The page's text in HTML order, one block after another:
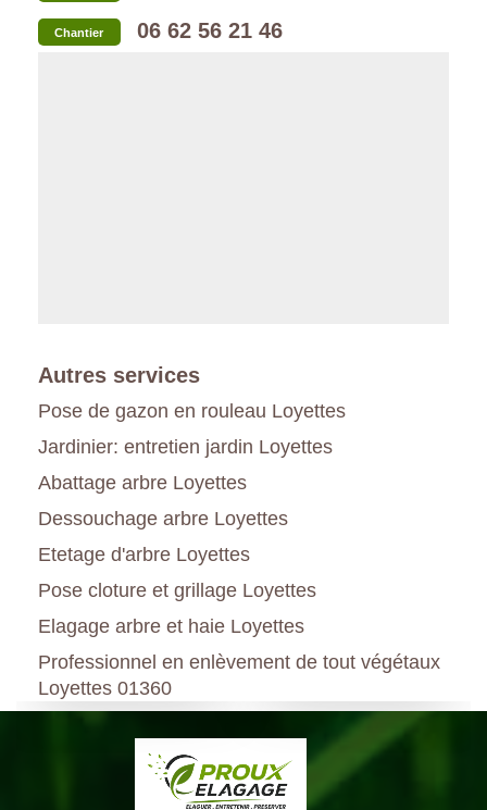
Chantier 06 62 56 21 46
Autres services
Pose de gazon en rouleau Loyettes
Jardinier: entretien jardin Loyettes
Abattage arbre Loyettes
Dessouchage arbre Loyettes
Etetage d'arbre Loyettes
Pose cloture et grillage Loyettes
Elagage arbre et haie Loyettes
Professionnel en enlèvement de tout végétaux
Loyettes 01360